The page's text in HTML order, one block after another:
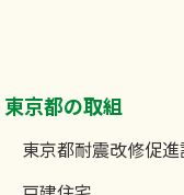
東京都の取組
東京都耐震改修促進